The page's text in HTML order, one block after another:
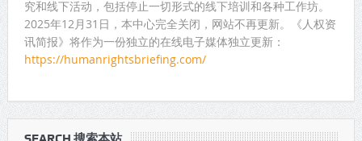
究和线下活动，包括停止一切形式的线下培训和各种工作坊。
2025年12月31日，本中心完全关闭，网站不再更新。《人权资
讯简报》将作为一份独立的在线电子媒体独立更新：
https://humanrightsbriefing.com/